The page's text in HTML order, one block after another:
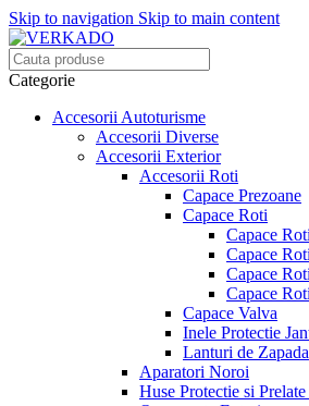
Skip to navigation Skip to main content
Categorie
Accesorii Autoturisme
Accesorii Diverse
Accesorii Exterior
Accesorii Roti
Capace Prezoane
Capace Roti
Capace
Capace
Capace
Capace
Capace Valva
Inele Protectie
Lanturi de Zapada
Aparatori Noroi
Huse Protectie si